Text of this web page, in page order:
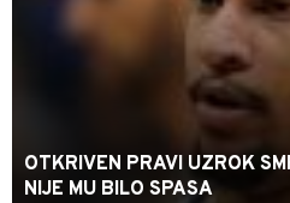
OTKRIVEN PRAVI UZROK
NIJE MU BILO SPASA